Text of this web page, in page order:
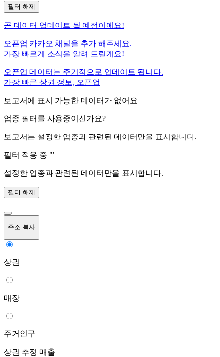
필터 해제
곧 데이터 업데이트 될 예정이에요!
오픈업 카카오 채널을 추가 해주세요.
가장 빠르게 소식을 알려 드릴게요!
오픈업 데이터는 주기적으로 업데이트 됩니다.
가장 빠른 상권 정보, 오픈업
보고서에 표시 가능한 데이터가 없어요
업종 필터를 사용중이신가요?
보고서는 설정한 업종과 관련된 데이터만을 표시합니다.
필터 적용 중 ""
설정한 업종과 관련된 데이터만을 표시합니다.
필터 해제
주소 복사
상권
매장
주거인구
상권 추정 매출